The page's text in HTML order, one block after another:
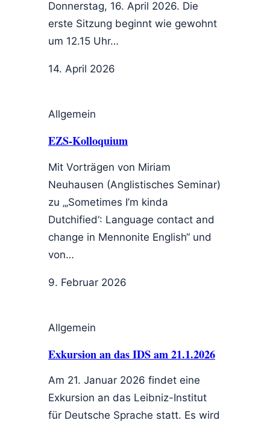
Donnerstag, 16. April 2026. Die
erste Sitzung beginnt wie gewohnt
um 12.15 Uhr…
14. April 2026
Allgemein
EZS-Kolloquium
Mit Vorträgen von Miriam
Neuhausen (Anglistisches Seminar)
zu „‚Sometimes I’m kinda
Dutchified‘: Language contact and
change in Mennonite English“ und
von…
9. Februar 2026
Allgemein
Exkursion an das IDS am 21.1.2026
Am 21. Januar 2026 findet eine
Exkursion an das Leibniz-Institut
für Deutsche Sprache statt. Es wird